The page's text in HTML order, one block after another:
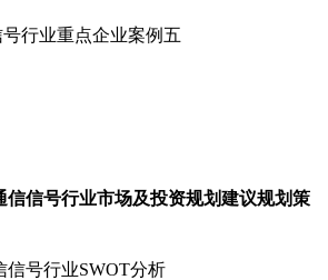
行业重点企业案例五
信信号行业市场及投资规划建议规划策
信号行业SWOT分析